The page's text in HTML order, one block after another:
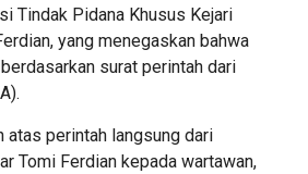
Tindak Pidana Khusus Kejari
yang menegaskan bahwa
surat perintah dari
atas perintah langsung dari
Tomi Ferdian kepada wartawan,